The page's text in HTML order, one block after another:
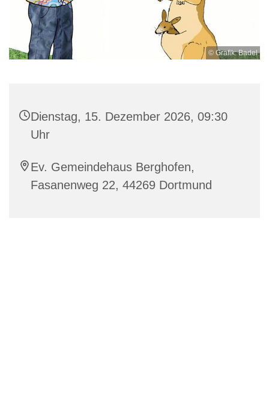
© Grafik: Badel
Dienstag, 15. Dezember 2026, 09:30
Uhr
Ev. Gemeindehaus Berghofen,
Fasanenweg 22, 44269 Dortmund